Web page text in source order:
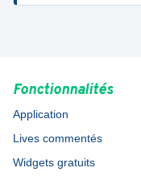
Fonctionnalités
Application
Lives commentés
Widgets gratuits